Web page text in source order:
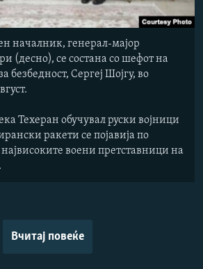
началник, генерал-мајор
(десно), се состана со шефот на
безбедност, Сергеј Шојгу, во
Техеран обучувал руски војници
ракети се појавија по
воени претставници на
Вчитај повеќе